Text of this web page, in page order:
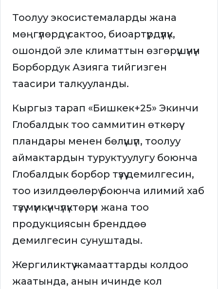
Тоолуу экосистемаларды жана
мөңгүлөрдү сактоо, биоартүрдүүлүк,
ошондой эле климаттын өзгөрүшүнүн
Борбордук Азияга тийгизген
таасири талкууланды.
Кыргыз тарап «Бишкек+25» Экинчи
Глобалдык тоо саммитин өткөрүү
пландары менен бөлүшүп, тоолуу
аймактардын туруктуулугу боюнча
Глобалдык борбор түзүү демилгесин,
тоо изилдөөлөрү боюнча илимий хаб
түзүү мүмкүнчүлүктөрүн жана тоо
продукциясын бренддөө
демилгесин сунуштады.
Жергиликтүү жамааттарды колдоо
жаатында, анын ичинде кол